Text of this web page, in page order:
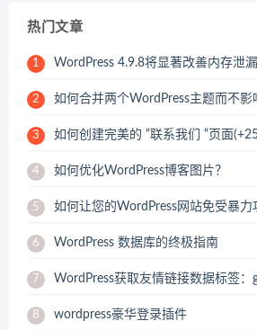
热门文章
1 WordPress 4.9.8将显著改善内存泄
2 如何合并两个WordPress主题而不影
3 如何创建完美的 “联系我们 “页面
4 如何优化WordPress博客图片？
5 如何让您的WordPress网站免受暴力
6 WordPress 数据库的终极指南
7 WordPress获取友情链接数据标签：
8 wordpress豪华登录插件